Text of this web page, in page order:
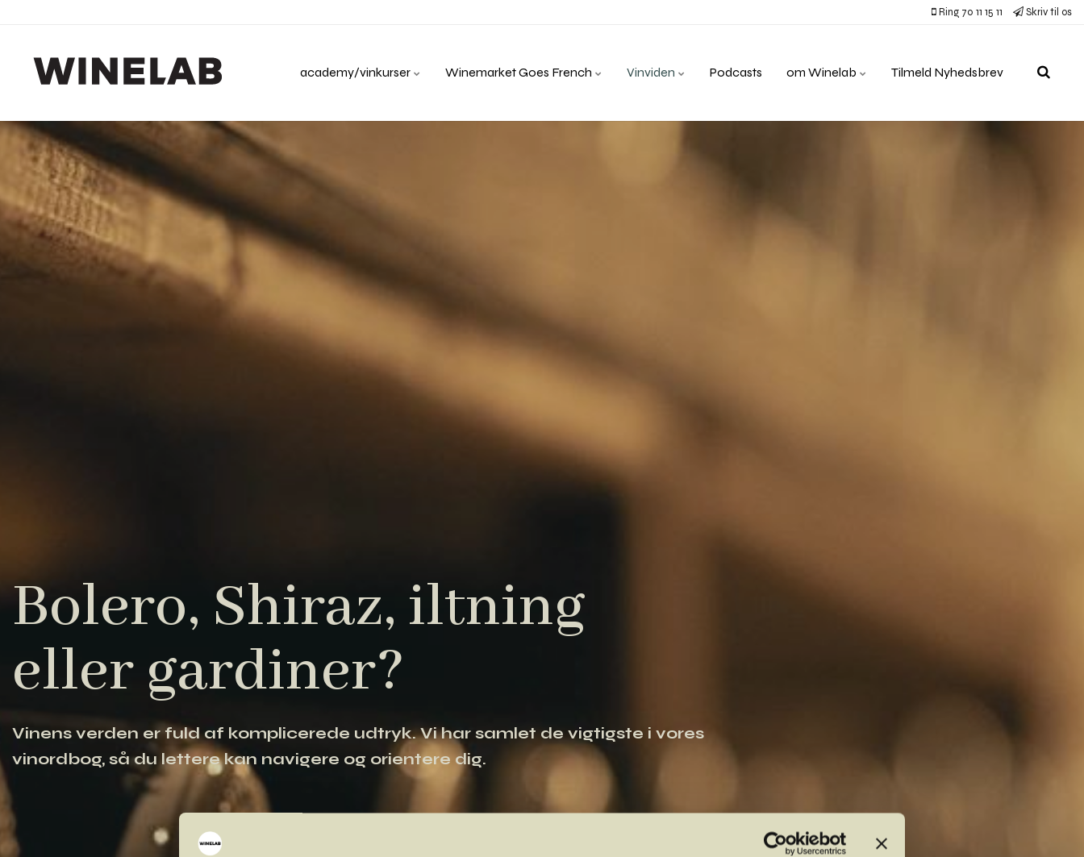
Ring 70 11 15 11 Skriv til os
academy/vinkurser Winemarket Goes French Vinviden Podcasts om Winelab Tilmeld Nyhedsbrev
Bolero, Shiraz, iltning
eller gardiner?
Vinens verden er fuld af komplicerede udtryk. Vi har samlet de vigtigste i vores
vinordbog, så du lettere kan navigere og orientere dig.